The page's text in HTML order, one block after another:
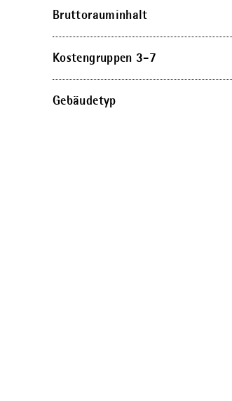
Bruttorauminhalt
Kostengruppen 3-7
Gebäudetyp